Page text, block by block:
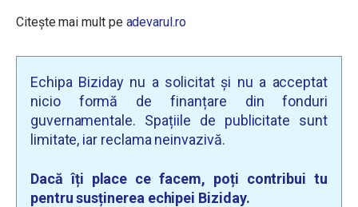
Citește mai mult pe adevarul.ro
Echipa Biziday nu a solicitat și nu a acceptat
nicio formă de finanțare din fonduri
guvernamentale. Spațiile de publicitate sunt
limitate, iar reclama neinvazivă.
Dacă îți place ce facem, poți contribui tu
pentru susținerea echipei Biziday.